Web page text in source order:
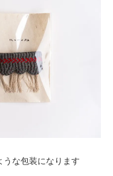
な包装になります